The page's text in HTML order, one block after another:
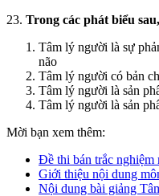
23. Trong các phát biểu
Tâm lý người là sự
não
Tâm lý người có bản
Tâm lý người là sản
Tâm lý người là sản
Mời bạn xem thêm:
Đề thi bán trắc
Giới thiệu nội dung
Nội dung bài giảng